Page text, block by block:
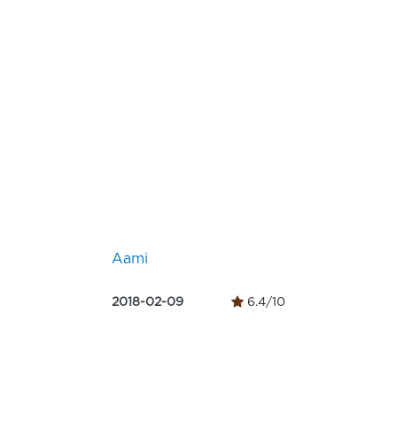
Aami
2018-02-09 6.4/10